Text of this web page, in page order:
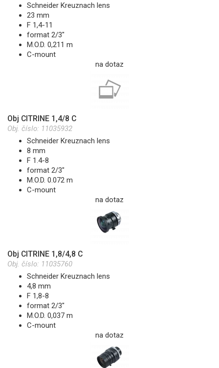
Schneider Kreuznach lens
23 mm
F 1,4-11
format 2/3"
M.O.D. 0,211 m
C-mount
na dotaz
Obj CITRINE 1,4/8 C
Obj. číslo: 11035932
Schneider Kreuznach lens
8 mm
F 1.4-8
format 2/3"
M.O.D. 0.072 m
C-mount
na dotaz
Obj CITRINE 1,8/4,8 C
Obj. číslo: 11035760
Schneider Kreuznach lens
4,8 mm
F 1,8-8
format 2/3"
M.O.D. 0,037 m
C-mount
na dotaz